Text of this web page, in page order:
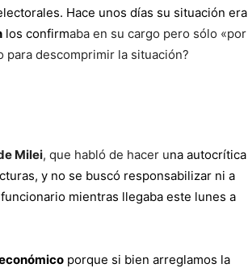
Hace unos días su situación era
los confirmaba en su cargo pero sólo «por
descomprimir la situación?
Milei, que habló de hacer una autocrítica
y no se buscó responsabilizar ni a
mientras llegaba este lunes a
porque si bien arreglamos la